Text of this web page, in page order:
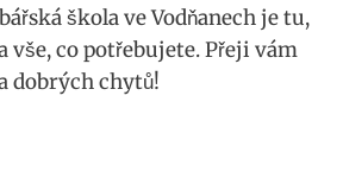
škola ve Vodňanech ‍je tu,
vše, co potřebujete. Přeji vám
dobrých chytů!